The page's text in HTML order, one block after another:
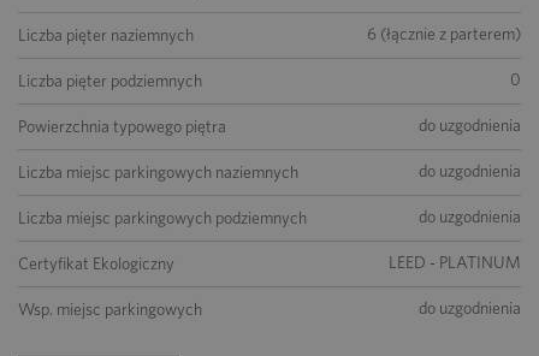
Liczba pięter naziemnych 6 (łącznie z parterem)
Liczba pięter podziemnych 0
Powierzchnia typowego piętra do uzgodnienia
Liczba miejsc parkingowych naziemnych do uzgodnienia
Liczba miejsc parkingowych podziemnych do uzgodnienia
Certyfikat Ekologiczny LEED - PLATINUM
Wsp. miejsc parkingowych do uzgodnienia